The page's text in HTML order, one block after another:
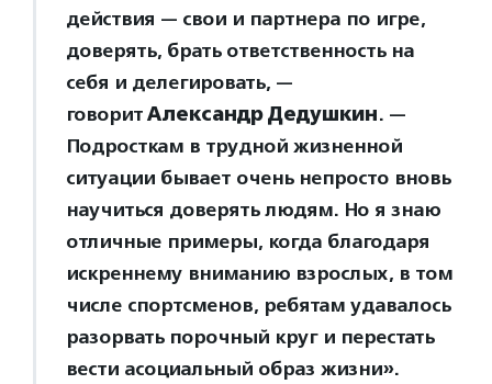
действия — свои и партнера по игре,
доверять, брать ответственность на
себя и делегировать, —
говоритАлександр Дедушкин. —
Подросткам в трудной жизненной
ситуации бывает очень непросто вновь
научиться доверять людям. Но я знаю
отличные примеры, когда благодаря
искреннему вниманию взрослых, в том
числе спортсменов, ребятам удавалось
разорвать порочный круг и перестать
вести асоциальный образ жизни».